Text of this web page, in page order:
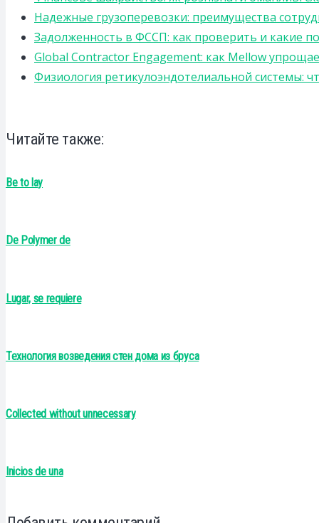
Надежные грузоперевозки: преимущества
Задолженность в ФССП: как проверить и какие
Global Contractor Engagement: как Mellow
Физиология ретикулоэндотелиальной системы:
Читайте также:
Be to lay
De Polymer de
Lugar, se requiere
Технология возведения стен дома из бруса
Collected without unnecessary
Inicios de una